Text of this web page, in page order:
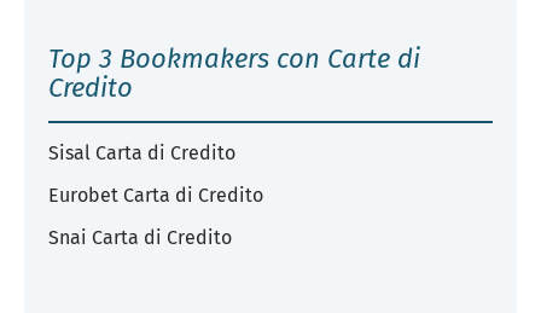
Top 3 Bookmakers con Carte di
Credito
Sisal Carta di Credito
Eurobet Carta di Credito
Snai Carta di Credito